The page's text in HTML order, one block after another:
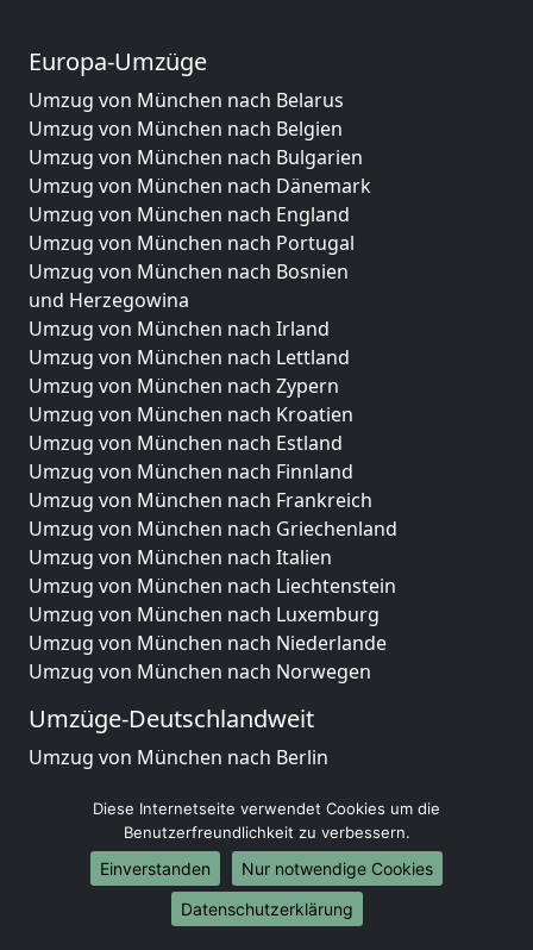
Europa-Umzüge
Umzug von München nach Belarus
Umzug von München nach Belgien
Umzug von München nach Bulgarien
Umzug von München nach Dänemark
Umzug von München nach England
Umzug von München nach Portugal
Umzug von München nach Bosnien
und Herzegowina
Umzug von München nach Irland
Umzug von München nach Lettland
Umzug von München nach Zypern
Umzug von München nach Kroatien
Umzug von München nach Estland
Umzug von München nach Finnland
Umzug von München nach Frankreich
Umzug von München nach Griechenland
Umzug von München nach Italien
Umzug von München nach Liechtenstein
Umzug von München nach Luxemburg
Umzug von München nach Niederlande
Umzug von München nach Norwegen
Umzüge-Deutschlandweit
Umzug von München nach Berlin
Umzug von München nach München
Umzug von München nach Köln
Umzug von München nach Frankfurt am Main
Umzug von München nach Stuttgart
Umzug von München nach Düsseldorf
Diese Internetseite verwendet Cookies um die
Benutzerfreundlichkeit zu verbessern.
Einverstanden
Nur notwendige Cookies
Datenschutzerklärung